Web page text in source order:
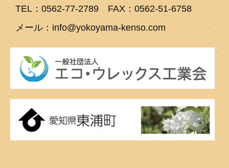
TEL：0562-77-2789 FAX：0562-51-6758
メール：info@yokoyama-kenso.com